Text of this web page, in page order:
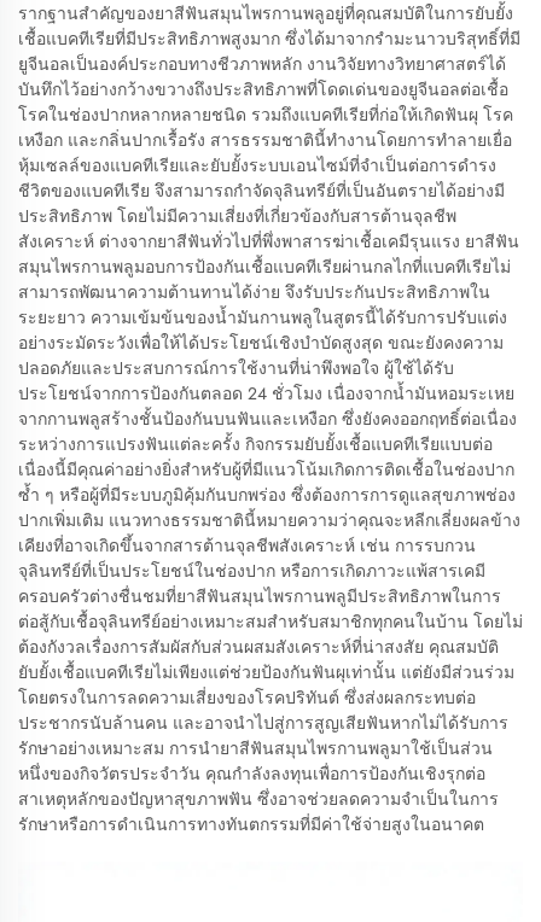
รากฐานสำคัญของยาสีฟันสมุนไพรกานพลูอยู่ที่คุณสมบัติในการยับยั้ง
เชื้อแบคทีเรียที่มีประสิทธิภาพสูงมาก ซึ่งได้มาจากรำมะนาวบริสุทธิ์ที่มี
ยูจีนอลเป็นองค์ประกอบทางชีวภาพหลัก งานวิจัยทางวิทยาศาสตร์ได้
บันทึกไว้อย่างกว้างขวางถึงประสิทธิภาพที่โดดเด่นของยูจีนอลต่อเชื้อ
โรคในช่องปากหลากหลายชนิด รวมถึงแบคทีเรียที่ก่อให้เกิดฟันผุ โรค
เหงือก และกลิ่นปากเรื้อรัง สารธรรมชาตินี้ทำงานโดยการทำลายเยื่อ
หุ้มเซลล์ของแบคทีเรียและยับยั้งระบบเอนไซม์ที่จำเป็นต่อการดำรง
ชีวิตของแบคทีเรีย จึงสามารถกำจัดจุลินทรีย์ที่เป็นอันตรายได้อย่างมี
ประสิทธิภาพ โดยไม่มีความเสี่ยงที่เกี่ยวข้องกับสารต้านจุลชีพ
สังเคราะห์ ต่างจากยาสีฟันทั่วไปที่พึ่งพาสารฆ่าเชื้อเคมีรุนแรง ยาสีฟัน
สมุนไพรกานพลูมอบการป้องกันเชื้อแบคทีเรียผ่านกลไกที่แบคทีเรียไม่
สามารถพัฒนาความต้านทานได้ง่าย จึงรับประกันประสิทธิภาพใน
ระยะยาว ความเข้มข้นของน้ำมันกานพลูในสูตรนี้ได้รับการปรับแต่ง
อย่างระมัดระวังเพื่อให้ได้ประโยชน์เชิงบำบัดสูงสุด ขณะยังคงความ
ปลอดภัยและประสบการณ์การใช้งานที่น่าพึงพอใจ ผู้ใช้ได้รับ
ประโยชน์จากการป้องกันตลอด 24 ชั่วโมง เนื่องจากน้ำมันหอมระเหย
จากกานพลูสร้างชั้นป้องกันบนฟันและเหงือก ซึ่งยังคงออกฤทธิ์ต่อเนื่อง
ระหว่างการแปรงฟันแต่ละครั้ง กิจกรรมยับยั้งเชื้อแบคทีเรียแบบต่อ
เนื่องนี้มีคุณค่าอย่างยิ่งสำหรับผู้ที่มีแนวโน้มเกิดการติดเชื้อในช่องปาก
ซ้ำ ๆ หรือผู้ที่มีระบบภูมิคุ้มกันบกพร่อง ซึ่งต้องการการดูแลสุขภาพช่อง
ปากเพิ่มเติม แนวทางธรรมชาตินี้หมายความว่าคุณจะหลีกเลี่ยงผลข้าง
เคียงที่อาจเกิดขึ้นจากสารต้านจุลชีพสังเคราะห์ เช่น การรบกวน
จุลินทรีย์ที่เป็นประโยชน์ในช่องปาก หรือการเกิดภาวะแพ้สารเคมี
ครอบครัวต่างชื่นชมที่ยาสีฟันสมุนไพรกานพลูมีประสิทธิภาพในการ
ต่อสู้กับเชื้อจุลินทรีย์อย่างเหมาะสมสำหรับสมาชิกทุกคนในบ้าน โดยไม่
ต้องกังวลเรื่องการสัมผัสกับส่วนผสมสังเคราะห์ที่น่าสงสัย คุณสมบัติ
ยับยั้งเชื้อแบคทีเรียไม่เพียงแต่ช่วยป้องกันฟันผุเท่านั้น แต่ยังมีส่วนร่วม
โดยตรงในการลดความเสี่ยงของโรคปริทันต์ ซึ่งส่งผลกระทบต่อ
ประชากรนับล้านคน และอาจนำไปสู่การสูญเสียฟันหากไม่ได้รับการ
รักษาอย่างเหมาะสม การนำยาสีฟันสมุนไพรกานพลูมาใช้เป็นส่วน
หนึ่งของกิจวัตรประจำวัน คุณกำลังลงทุนเพื่อการป้องกันเชิงรุกต่อ
สาเหตุหลักของปัญหาสุขภาพฟัน ซึ่งอาจช่วยลดความจำเป็นในการ
รักษาหรือการดำเนินการทางทันตกรรมที่มีค่าใช้จ่ายสูงในอนาคต